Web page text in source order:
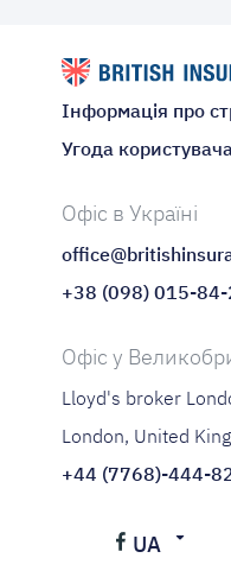
Інформація про
Угода користувача
Офіс в Україні
+38 (098) 015-
Офіс у
Lloyd's broker
London, United
+44 (7768)-444-
UA